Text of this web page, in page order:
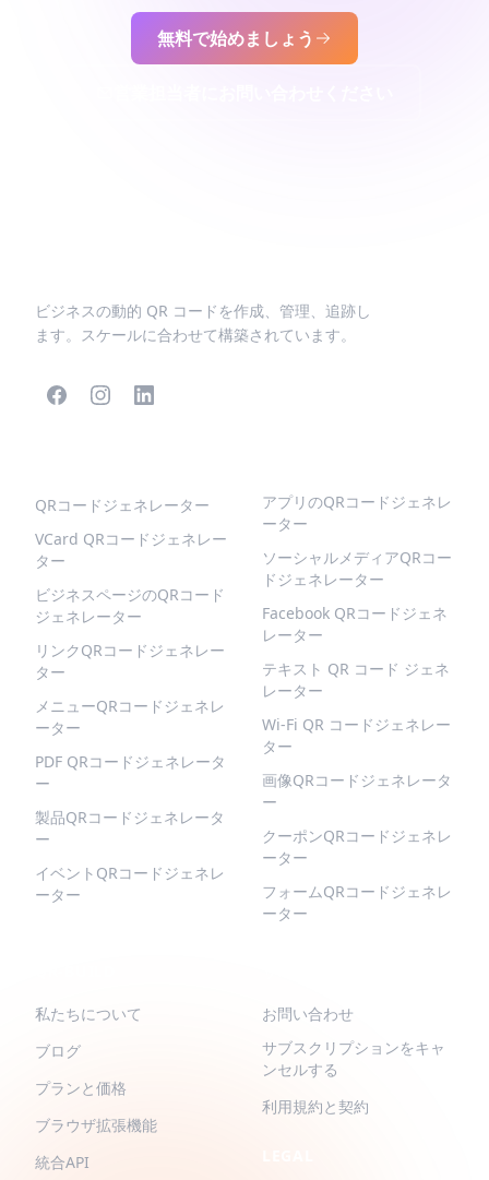
無料で始めましょう
ビジネスの動的 QR コードを作成、管理、追跡し
ます。スケールに合わせて構築されています。
QRコードジェネレーター
VCard QRコードジェネレー
ター
ビジネスページのQRコード
ジェネレーター
リンクQRコードジェネレー
ター
メニューQRコードジェネレ
ーター
PDF QRコードジェネレータ
ー
製品QRコードジェネレータ
ー
イベントQRコードジェネレ
ーター
アプリのQRコードジェネレ
ーター
ソーシャルメディアQRコー
ドジェネレーター
Facebook QRコードジェネ
レーター
テキスト QR コード ジェネ
レーター
Wi-Fi QR コードジェネレー
ター
画像QRコードジェネレータ
ー
クーポンQRコードジェネレ
ーター
フォームQRコードジェネレ
ーター
私たちについて
ブログ
プランと価格
ブラウザ拡張機能
統合API
お問い合わせ
サブスクリプションをキャ
ンセルする
利用規約と契約